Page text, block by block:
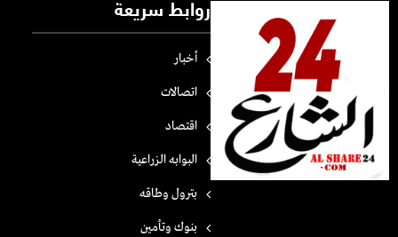
روابط سريعة
أخبار
اتصالات
اقتصاد
البوابه الزراعية
بترول وطاقه
بنوك وتأمين